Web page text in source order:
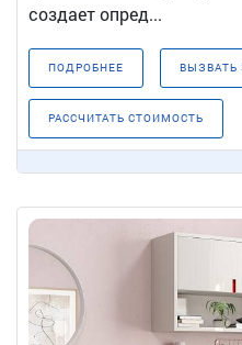
создает опред...
ПОДРОБНЕЕ
РАССЧИТАТЬ СТОИМОСТЬ